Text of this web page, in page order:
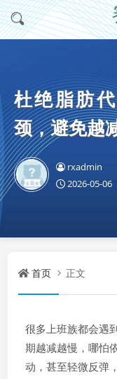
杜绝脂肪
颈，避免越
rxadmin
2026-05-06
首页 正文
很多上班族都会遇
期越减越慢，哪怕
动，甚至轻微反弹